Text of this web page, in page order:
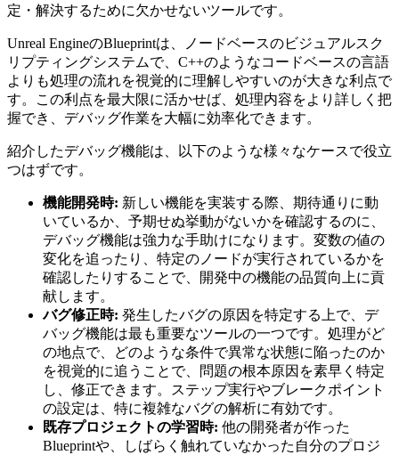
定・解決するために欠かせないツールです。
Unreal EngineのBlueprintは、ノードベースのビジュアルスク
リプティングシステムで、C++のようなコードベースの言語
よりも処理の流れを視覚的に理解しやすいのが大きな利点で
す。この利点を最大限に活かせば、処理内容をより詳しく把
握でき、デバッグ作業を大幅に効率化できます。
紹介したデバッグ機能は、以下のような様々なケースで役立
つはずです。
機能開発時: 新しい機能を実装する際、期待通りに動
いているか、予期せぬ挙動がないかを確認するのに、
デバッグ機能は強力な手助けになります。変数の値の
変化を追ったり、特定のノードが実行されているかを
確認したりすることで、開発中の機能の品質向上に貢
献します。
バグ修正時: 発生したバグの原因を特定する上で、デ
バッグ機能は最も重要なツールの一つです。処理がど
の地点で、どのような条件で異常な状態に陥ったのか
を視覚的に追うことで、問題の根本原因を素早く特定
し、修正できます。ステップ実行やブレークポイント
の設定は、特に複雑なバグの解析に有効です。
既存プロジェクトの学習時: 他の開発者が作った
Blueprintや、しばらく触れていなかった自分のプロジ